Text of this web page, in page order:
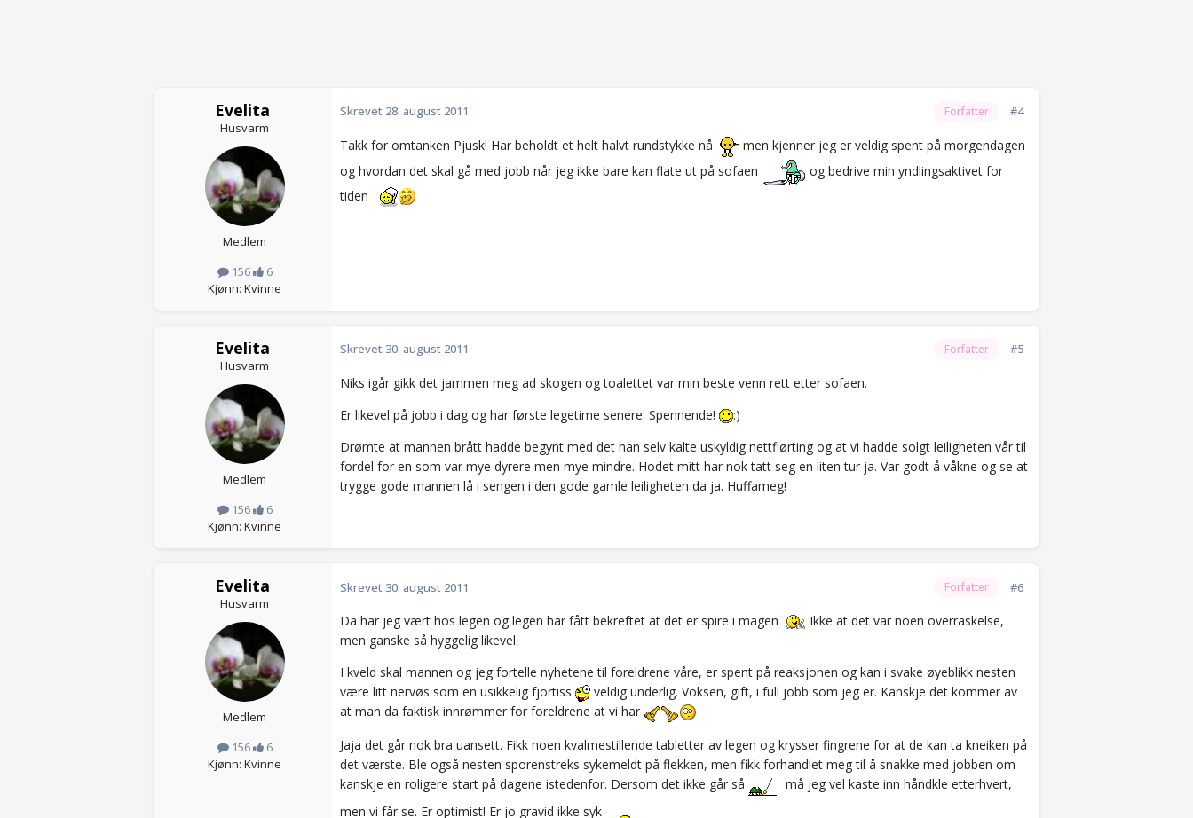
Evelita
Husvarm
Medlem
156
6
Kjønn: Kvinne
Forfatter #4
Skrevet 28. august 2011
Takk for omtanken Pjusk! Har beholdt et helt halvt rundstykke nå
men kjenner jeg er veldig spent på morgendagen
og hvordan det skal gå med jobb når jeg ikke bare kan flate ut på sofaen
og bedrive min yndlingsaktivet for
tiden
Evelita
Husvarm
Medlem
156
6
Kjønn: Kvinne
Forfatter #5
Skrevet 30. august 2011
Niks igår gikk det jammen meg ad skogen og toalettet var min beste venn rett etter sofaen.
Er likevel på jobb i dag og har første legetime senere. Spennende!
:)
Drømte at mannen brått hadde begynt med det han selv kalte uskyldig nettflørting og at vi hadde solgt leiligheten vår til
fordel for en som var mye dyrere men mye mindre. Hodet mitt har nok tatt seg en liten tur ja. Var godt å våkne og se at
trygge gode mannen lå i sengen i den gode gamle leiligheten da ja. Huffameg!
Evelita
Husvarm
Medlem
156
6
Kjønn: Kvinne
Forfatter #6
Skrevet 30. august 2011
Da har jeg vært hos legen og legen har fått bekreftet at det er spire i magen
Ikke at det var noen overraskelse,
men ganske så hyggelig likevel.
I kveld skal mannen og jeg fortelle nyhetene til foreldrene våre, er spent på reaksjonen og kan i svake øyeblikk nesten
være litt nervøs som en usikkelig fjortiss
veldig underlig. Voksen, gift, i full jobb som jeg er. Kanskje det kommer av
at man da faktisk innrømmer for foreldrene at vi har
Jaja det går nok bra uansett. Fikk noen kvalmestillende tabletter av legen og krysser fingrene for at de kan ta kneiken på
det værste. Ble også nesten sporenstreks sykemeldt på flekken, men fikk forhandlet meg til å snakke med jobben om
kanskje en roligere start på dagene istedenfor. Dersom det ikke går så
må jeg vel kaste inn håndkle etterhvert,
men vi får se. Er optimist! Er jo gravid ikke syk